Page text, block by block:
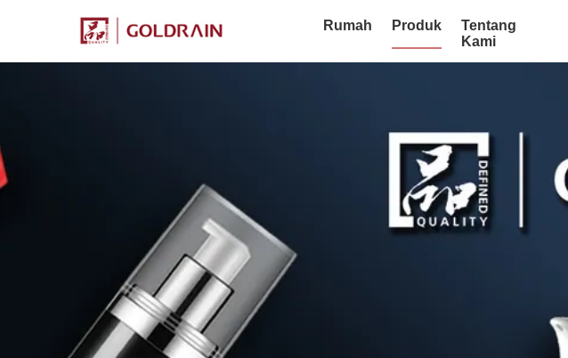
Rumah Produk
Tentang
Kami